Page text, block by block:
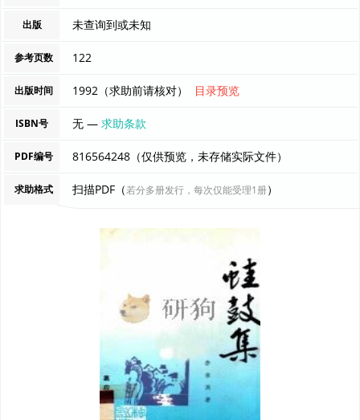
出版 未查询到或未知
参考页数 122
出版时间 1992（求助前请核对） 目录预览
ISBN号 无 —求助条款
PDF编号 816564248（仅供预览，未存储实际文件）
求助格式 扫描PDF（若分多册发行，每次仅能受理1册）